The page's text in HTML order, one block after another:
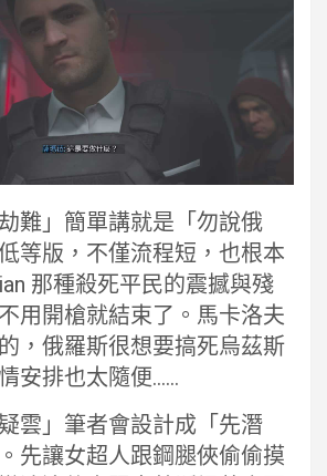
難」簡單講就是「勿說俄
等版，不僅流程短，也根本
那種殺死平民的震撼與殘
用開槍就結束了。馬卡洛夫
，俄羅斯很想要搞死烏茲斯
安排也太隨便……
雲」筆者會設計成「先潛
先讓女超人跟鋼腿俠偷偷摸